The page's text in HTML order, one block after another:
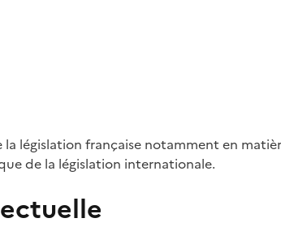
la législation française notamment en
de la législation internationale.